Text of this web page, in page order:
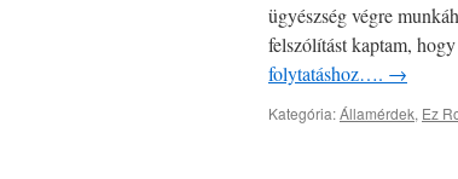
ügyészség végre
felszólítást kaptam,
folytatáshoz…. →
Kategória:Államérdek, Ez